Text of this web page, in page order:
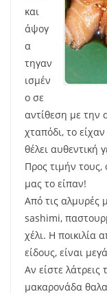
και
άψογ
α
τηγαν
ισμέν
ο σε
αντίθεση με την
χταπόδι, το
θέλει αυθεντική
Προς τιμήν
μας το είπαν!
Από τις αλμυρές
sashimi,
χέλι. Η ποικιλία
είδους, είναι
Αν είστε
μακαρονάδα